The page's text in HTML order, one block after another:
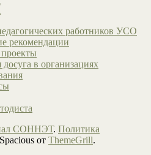
работников УСО
рекомендации
в организациях
СОННЭТ. Политика
от ThemeGrill.